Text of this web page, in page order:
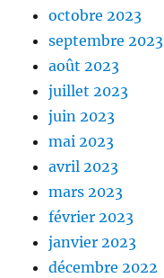
octobre 2023
septembre 2023
août 2023
juillet 2023
juin 2023
mai 2023
avril 2023
mars 2023
février 2023
janvier 2023
décembre 2022